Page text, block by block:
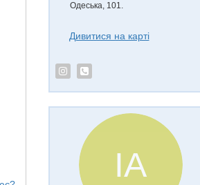
Одеська, 101.
Дивитися на карті
ІА